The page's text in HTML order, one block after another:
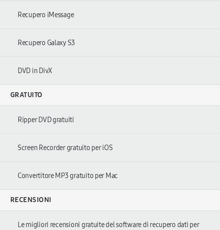
Recupero iMessage
Recupero Galaxy S3
DVD in DivX
GRATUITO
Ripper DVD gratuiti
Screen Recorder gratuito per iOS
Convertitore MP3 gratuito per Mac
RECENSIONI
Le migliori recensioni gratuite del software di recupero dati per